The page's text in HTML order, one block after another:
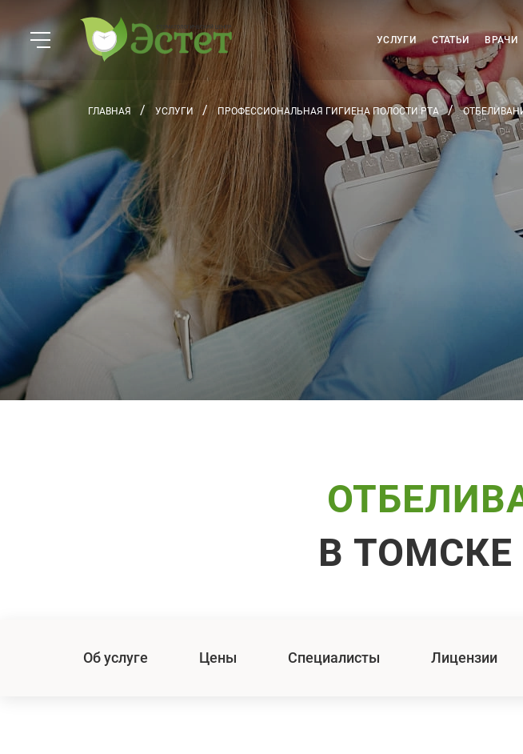
УСЛУГИ СТАТЬИ ВРАЧИ
ГЛАВНАЯ УСЛУГИ ПРОФЕССИОНАЛЬНАЯ ГИГИЕНА ПОЛОСТИ РТА
В ТОМСКЕ
Об услуге Цены Специалисты Лицензии